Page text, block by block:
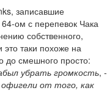
записавшие
ом с перепевок Чака
собственного,
таки похоже на
до смешного просто:
убрать громкость, -
от того, как